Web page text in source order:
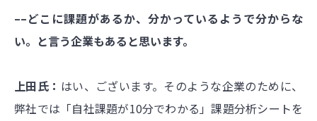
––どこに課題があるか、分かっているようで分からな
い。と言う企業もあると思います。
上田氏： はい、ございます。そのような企業のために、
弊社では「自社課題が10分でわかる」課題分析シートを